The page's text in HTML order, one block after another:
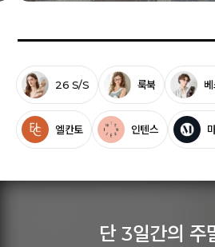
26 S/S 룩북
엘칸토 인텐스
단 3일간의 주